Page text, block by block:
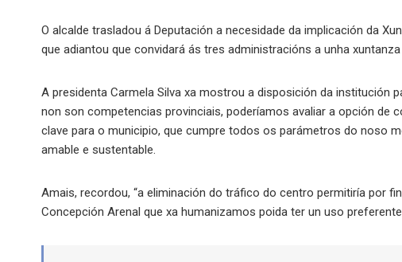
O alcalde trasladou á Deputación a necesidade da implicación da
que adiantou que convidará ás tres administracións a unha
A presidenta Carmela Silva xa mostrou a disposición da institución
non son competencias provinciais, poderíamos avaliar a opción de
clave para o municipio, que cumpre todos os parámetros do noso
amable e sustentable.
Amais, recordou, “a eliminación do tráfico do centro permitiría por
Concepción Arenal que xa humanizamos poida ter un uso